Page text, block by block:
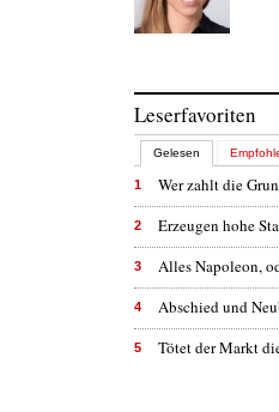
Leserfavoriten
Gelesen
1 Wer zahlt die
2 Erzeugen hohe
3 Alles Napoleon,
4 Abschied und
5 Tötet der Markt